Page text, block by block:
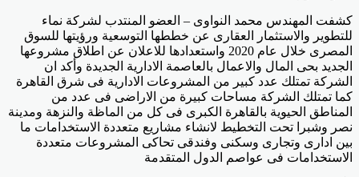
كشفت المهندس محمد النواوى – العضو المنتدب لشركة نماء
للتطوير والاستثمار العقارى عن خططها التوسعية ورؤيتها للسوق
المصرى خلال عام 2020 واستعدادها للاعلان عن اطلاق مشروعها
الجديد بحى المال والاعمال بالعاصمة الادارية الجديدة وأكد ان
الشركة تمتلك عدد كبير من المشروعات الادارية فى شرق القاهرة
كما تمتلك الشركة مساحات كبيرة من الاراضى فى عدد من
المناطق الحيوية بالقاهرة الكبرى فى كل من الماظة والنزهة ومدينة
نصر وشبرا تحت التخطيط لانشاء مشاريع متعددة الاستخدامات ما
بين ادارى وتجارى وسكنى وفندقى تحاكى المشروعات متعددة
الاستخدامات فى عواصم الدول المتقدمة